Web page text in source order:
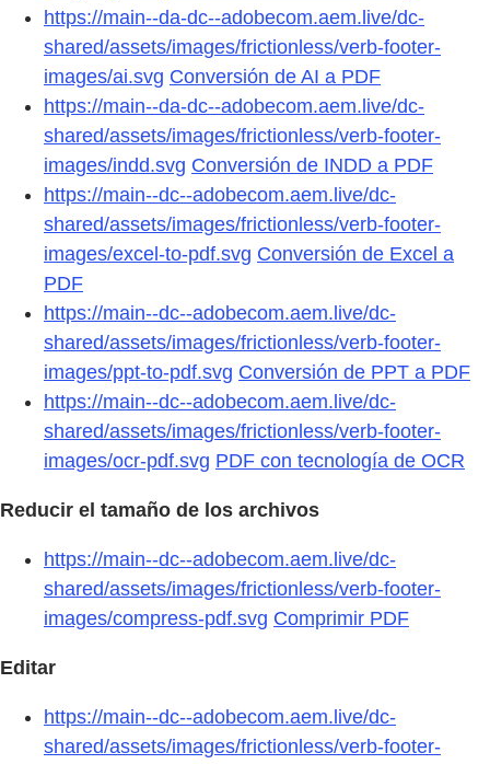
https://main--da-dc--adobecom.aem.live/dc-
shared/assets/images/frictionless/verb-footer-
images/ai.svg Conversión de AI a PDF
https://main--da-dc--adobecom.aem.live/dc-
shared/assets/images/frictionless/verb-footer-
images/indd.svg Conversión de INDD a PDF
https://main--dc--adobecom.aem.live/dc-
shared/assets/images/frictionless/verb-footer-
images/excel-to-pdf.svg Conversión de Excel a
PDF
https://main--dc--adobecom.aem.live/dc-
shared/assets/images/frictionless/verb-footer-
images/ppt-to-pdf.svg Conversión de PPT a PDF
https://main--dc--adobecom.aem.live/dc-
shared/assets/images/frictionless/verb-footer-
images/ocr-pdf.svg PDF con tecnología de OCR
Reducir el tamaño de los archivos
https://main--dc--adobecom.aem.live/dc-
shared/assets/images/frictionless/verb-footer-
images/compress-pdf.svg Comprimir PDF
Editar
https://main--dc--adobecom.aem.live/dc-
shared/assets/images/frictionless/verb-footer-